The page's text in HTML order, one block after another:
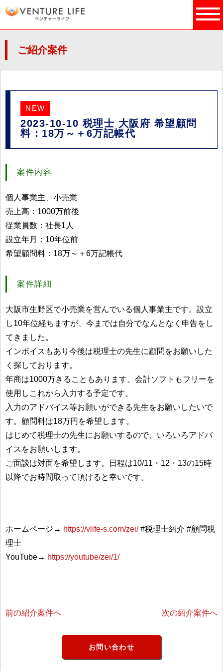
ご紹介案件
NEW
2023-10-10 税理士 大阪府 希望顧問
料：18万～＋6万記帳代
案件内容
個人事業主、小売業
売上高：1000万前後
従業員数：社長1人
設立年月：10年位前
希望顧問料：18万～＋6万記帳代
案件詳細
大阪市生野区で小売業を営んでいる個人事業主です。設立
し10年位経ちますが、今までは自分でなんとなく申告をし
てきました。
インボイスもあり今後は税理士の先生に顧問をお願いした
く探しております。
年商は1000万きることもあります。会計ソフトもフリーを
使用しこれから入力する予定です。
入力のアドバイス等お願いができる先生をお願いしたいで
す。顧問料は18万円を希望します。
はじめて税理士の先生にお願いするので、いろいろアドバ
イスをお願いします。
ご面談は対面を希望します。日程は10/11・12・13の15時
以降でお時間取って頂けると幸いです。
ホームページ→ https://vlife-s.com/zei/#税理士紹介 #顧問税
理士
YouTube→ https://youtube/zei/1/
前の紹介案件へ 次の紹介案件へ
お問い合わせ